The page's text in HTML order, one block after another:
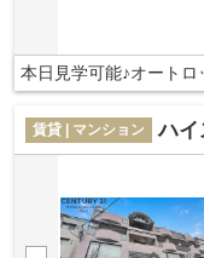
本日見学可能♪オートロ
賃貸 | マンション ハイ